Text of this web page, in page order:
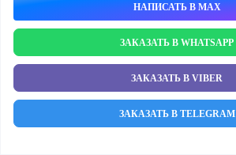
НАПИСАТЬ В MAX
ЗАКАЗАТЬ В WHATSAPP
ЗАКАЗАТЬ В VIBER
ЗАКАЗАТЬ В TELEGRAM